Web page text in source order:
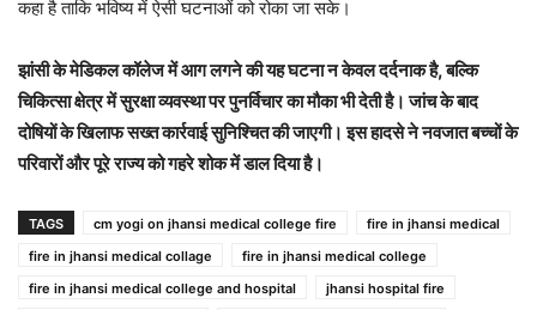
कहा है ताकि भविष्य में ऐसी घटनाओं को रोका जा सके।
झांसी के मेडिकल कॉलेज में आग लगने की यह घटना न केवल दर्दनाक है, बल्कि
चिकित्सा क्षेत्र में सुरक्षा व्यवस्था पर पुनर्विचार का मौका भी देती है। जांच के बाद
दोषियों के खिलाफ सख्त कार्रवाई सुनिश्चित की जाएगी। इस हादसे ने नवजात बच्चों के
परिवारों और पूरे राज्य को गहरे शोक में डाल दिया है।
TAGS cm yogi on jhansi medical college fire
fire in jhansi medical
fire in jhansi medical collage
fire in jhansi medical college
fire in jhansi medical college and hospital
jhansi hospital fire